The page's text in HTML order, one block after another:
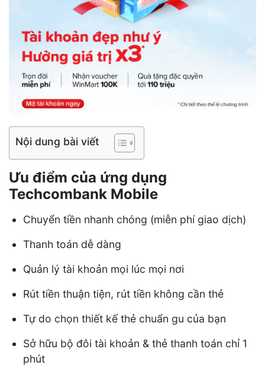
Nội dung bài viết
Ưu điểm của ứng dụng
Techcombank Mobile
Chuyển tiền nhanh chóng (miễn phí giao dịch)
Thanh toán dễ dàng
Quản lý tài khoản mọi lúc mọi nơi
Rút tiền thuận tiện, rút tiền không cần thẻ
Tự do chọn thiết kế thẻ chuẩn gu của bạn
Sở hữu bộ đôi tài khoản & thẻ thanh toán chỉ 1
phút